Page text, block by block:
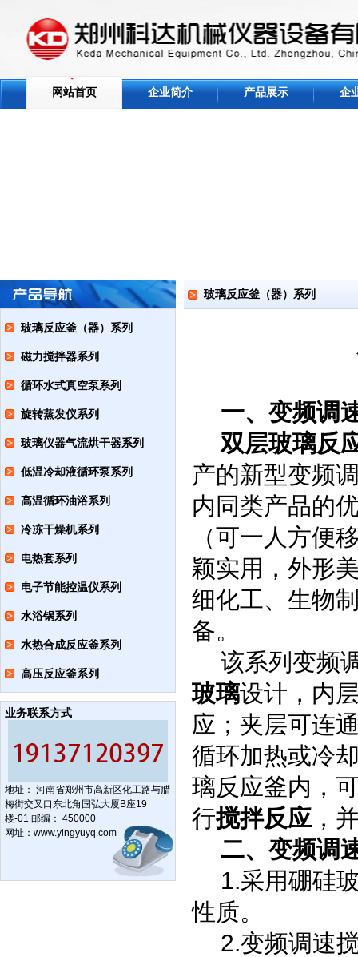
网站首页 企业简介 产品展示 企
玻璃反应釜（器）系列
一、 变频调
双层玻璃反
产的新型变频
内同类产品的
（可一人方便
颖实用，外形
细化工、生物
备。
该系列变频
玻璃设计，内
应；夹层可连
循环加热或冷
璃反应釜内，
行搅拌反应 ，
二、 变频调
1.采用硼硅
性质。
2.变频调速
玻璃反应釜（器）系列
磁力搅拌器系列
循环水式真空泵系列
旋转蒸发仪系列
玻璃仪器气流烘干器系列
低温冷却液循环泵系列
高温循环油浴系列
冷冻干燥机系列
电热套系列
电子节能控温仪系列
水浴锅系列
水热合成反应釜系列
高压反应釜系列
业务联系方式
地址： 河南省郑州市高新区化工路与腊
梅街交叉口东北角国弘大厦B座19
楼-01 邮编： 450000
网址： www.yingyuyq.com